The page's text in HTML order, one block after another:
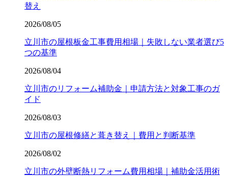
替え
2026/08/05
立川市の屋根板金工事費用相場｜失敗しない業者選び5
つの基準
2026/08/04
立川市のリフォーム補助金｜申請方法と対象工事のガ
イド
2026/08/03
立川市の屋根修繕と葺き替え｜費用と判断基準
2026/08/02
立川市の外壁断熱リフォーム費用相場｜補助金活用術